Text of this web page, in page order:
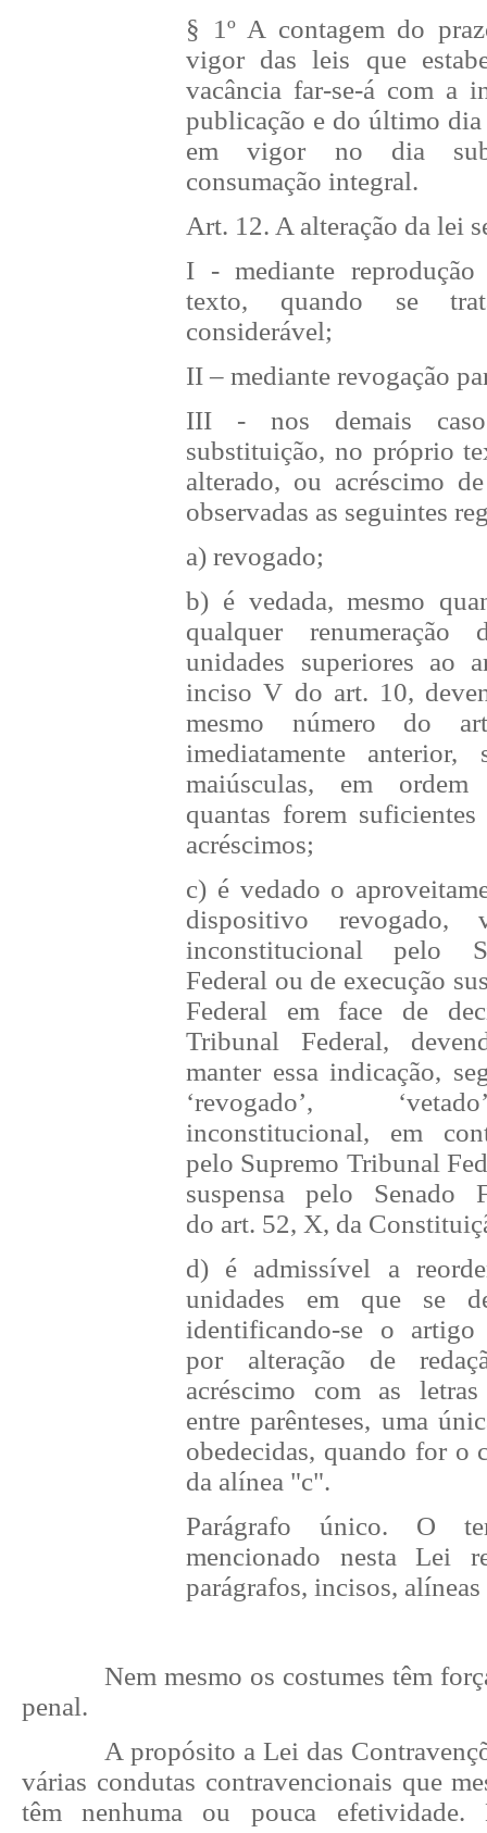
§ 1º A contagem do
vigor das leis que
vacância far-se-á com a
publicação e do último
em vigor no dia
consumação integral.
Art. 12. A alteração da lei
I - mediante
texto, quando se
considerável;
II – mediante revogação
III - nos demais
substituição, no próprio
alterado, ou acréscimo
observadas as seguintes
a) revogado;
b) é vedada, mesmo
qualquer
unidades superiores ao
inciso V do art. 10,
mesmo número do
imediatamente
maiúsculas, em ordem
quantas forem
acréscimos;
c) é vedado o
dispositivo revogado,
inconstitucional pelo
Federal ou de execução
Federal em face de
Tribunal Federal,
manter essa indicação,
‘revogado’,
inconstitucional, em
pelo Supremo Tribunal
suspensa pelo Senado
do art. 52, X, da
d) é admissível a
unidades em que se
identificando-se o
por alteração de
acréscimo com as letras
entre parênteses, uma
obedecidas, quando for o
da alínea "c".
Parágrafo único. O
mencionado nesta Lei
parágrafos, incisos,
Nem mesmo os costumes têm
penal.
A propósito a Lei das
várias condutas contravencionais que
têm nenhuma ou pouca efetividade.